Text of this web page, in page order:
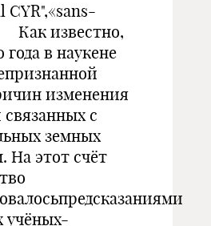
CYR",«sans-
известно,
года в наукене
изменения
с
земных
На этот счёт
учёных-